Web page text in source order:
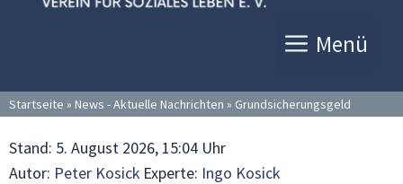
Menü
Startseite » News - Aktuelle Nachrichten » Grundsicherungsgeld
Stand: 5. August 2026, 15:04 Uhr
Autor: Peter Kosick Experte: Ingo Kosick